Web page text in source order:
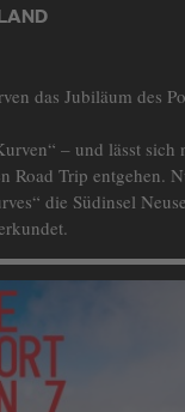
das Jubiläum des
– und lässt sich
Road Trip entgehen.
die Südinsel